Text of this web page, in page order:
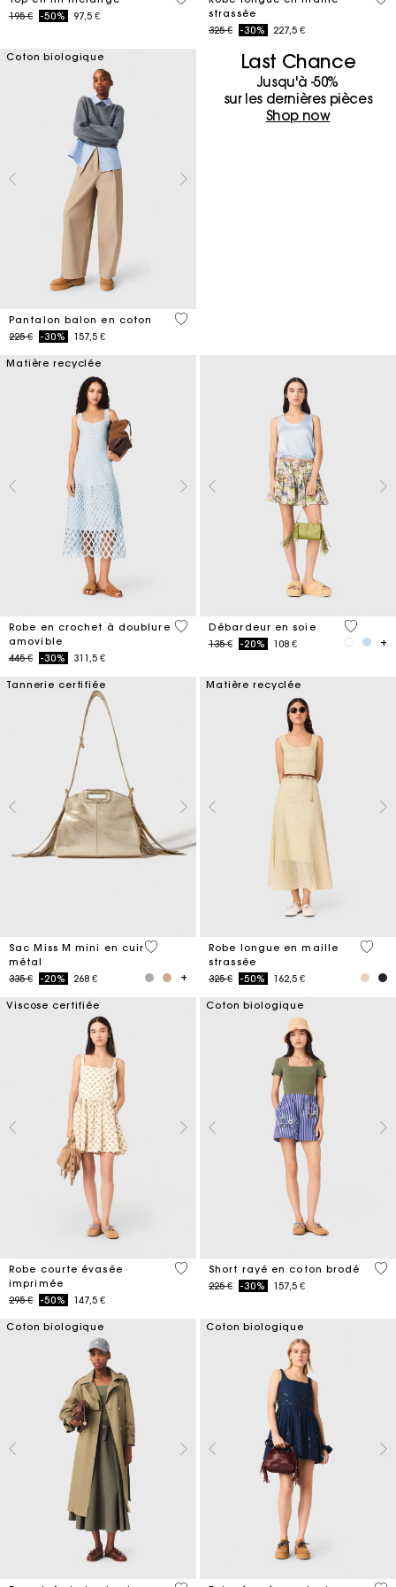
Price reduced from
195 €to-50% 97,5 €
strassée
Price reduced from
325 €to-30% 227,5 €
Coton biologique
Pantalon balon en coton
Price reduced from
225 €to-30% 157,5 €
4 out of 5 Customer Rating
Last Chance
Jusqu'à -50%
sur les dernières pièces
Shop now
Matière recyclée
Robe en crochet à doublure
amovible
Price reduced from
445 €to-30% 311,5 €
5 out of 5 Customer Rating
Débardeur en soie
Price reduced from
135 €to-20% 108 €
5 out of
Tannerie certifiée
Sac Miss M mini en cuir
métal
Price reduced from
335 €to-20% 268 €
3,4 out of 5 Customer Rating
Matière recyclée
Robe longue en maille
strassée
Price reduced from
325 €to-50% 162,5 €
5 out
Viscose certifiée
Robe courte évasée
imprimée
Price reduced from
295 €to-50% 147,5 €
5 out of 5 Customer Rating
Coton biologique
Short rayé en coton brodé
Price reduced from
225 €to-30% 157,5 €
5
Coton biologique Coton biologique